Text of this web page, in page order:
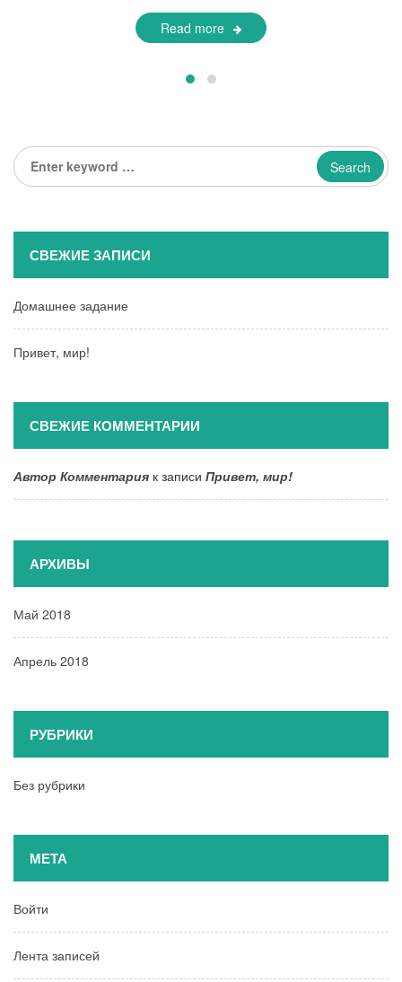
Read more
Enter
keyword
СВЕЖИЕ ЗАПИСИ
Домашнее задание
Привет, мир!
СВЕЖИЕ КОММЕНТАРИИ
Автор Комментария к записи Привет, мир!
АРХИВЫ
Май 2018
Апрель 2018
РУБРИКИ
Без рубрики
МЕТА
Войти
Лента записей